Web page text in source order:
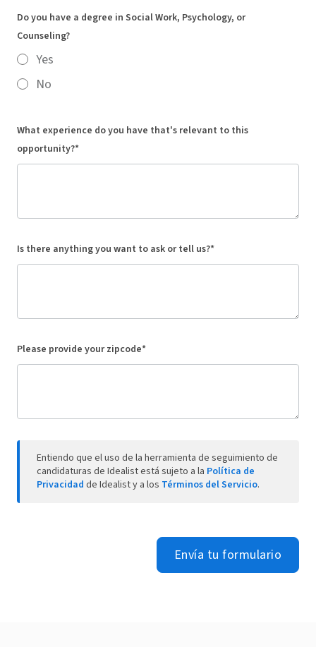
Do you have a degree in Social Work, Psychology, or
Counseling?
Yes
No
What experience do you have that's relevant to this
opportunity?*
Is there anything you want to ask or tell us?*
Please provide your zipcode*
Entiendo que el uso de la herramienta de seguimiento de
candidaturas de Idealist está sujeto a la Política de
Privacidad de Idealist y a los Términos del Servicio.
Envía tu formulario